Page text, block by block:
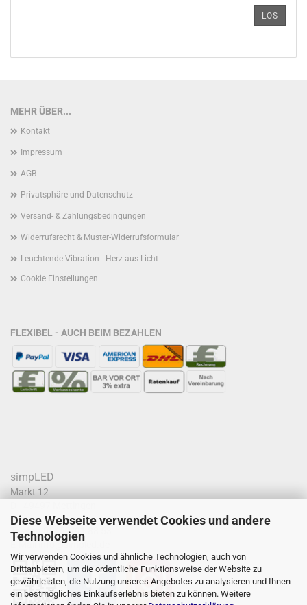
Diese Webseite verwendet Cookies und andere
Technologien
Wir verwenden Cookies und ähnliche Technologien, auch von
Drittanbietern, um die ordentliche Funktionsweise der Website zu
gewährleisten, die Nutzung unseres Angebotes zu analysieren und Ihnen
ein bestmögliches Einkaufserlebnis bieten zu können. Weitere
LOS
MEHR ÜBER...
Kontakt
Impressum
AGB
Privatsphäre und Datenschutz
Versand- & Zahlungsbedingungen
Widerrufsrecht & Muster-Widerrufsformular
Leuchtende Vibration - Herz aus Licht
Cookie Einstellungen
FLEXIBEL - AUCH BEIM BEZAHLEN
simpLED
Markt 12
Telefon
05452/91 88 53
info@simpled.de